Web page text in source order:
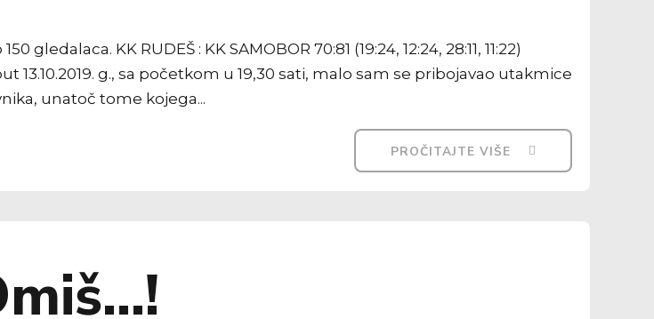
KK RUDEŠ : KK SAMOBOR 70:81 (19:24, 12:24, 28:11, 11:22)
g., sa početkom u 19,30 sati, malo sam se pribojavao utakmice
unatoč tome kojega...
PROČITAJTE VIŠE